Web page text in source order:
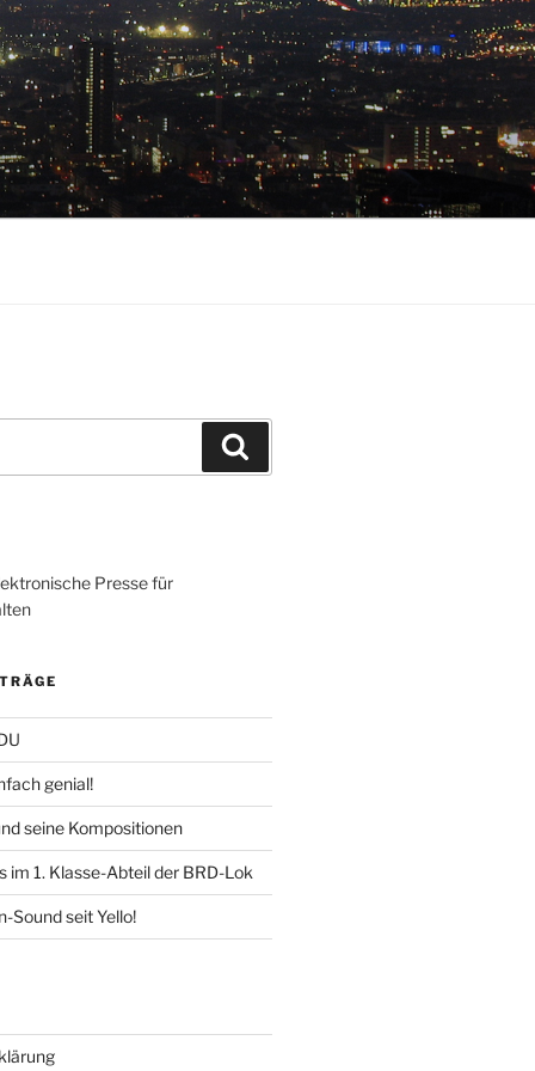
genial!
seine Kompositionen
im 1. Klasse-Abteil der BRD-Lok
Sound seit Yello!